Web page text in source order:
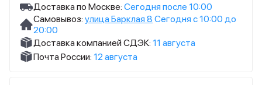
Доставка по Москве: Сегодня после 10:00
Самовывоз: улица Барклая 8 Сегодня с 10:00 до
20:00
Доставка компанией СДЭК: 11 августа
Почта России: 12 августа